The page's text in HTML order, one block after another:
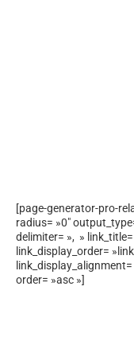
[page-generator-pro-
radius= »0″
delimiter= », »
link_display_order=
order= »asc »]